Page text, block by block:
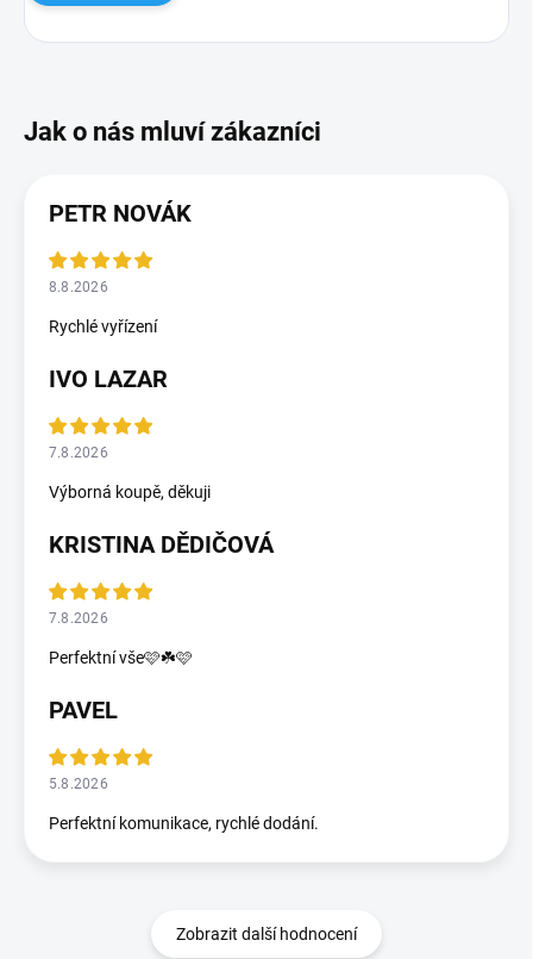
PETR NOVÁK
8.8.2026
Rychlé vyřízení
IVO LAZAR
7.8.2026
Výborná koupě, děkuji
KRISTINA DĚDIČOVÁ
7.8.2026
Perfektní vše🩷☘️🩷
PAVEL
5.8.2026
Perfektní komunikace, rychlé dodání.
Zobrazit další hodnocení